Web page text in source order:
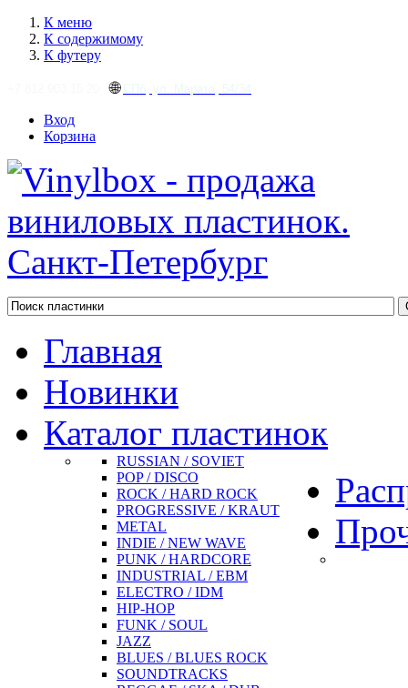
К меню
К содержимому
К футеру
🌐
Вход
Корзина
Главная
Новинки
Каталог пластинок
RUSSIAN / SOVIET
POP / DISCO
ROCK / HARD ROCK
PROGRESSIVE / KRAUT
METAL
INDIE / NEW WAVE
PUNK / HARDCORE
INDUSTRIAL / EBM
ELECTRO / IDM
HIP-HOP
FUNK / SOUL
JAZZ
BLUES / BLUES ROCK
SOUNDTRACKS